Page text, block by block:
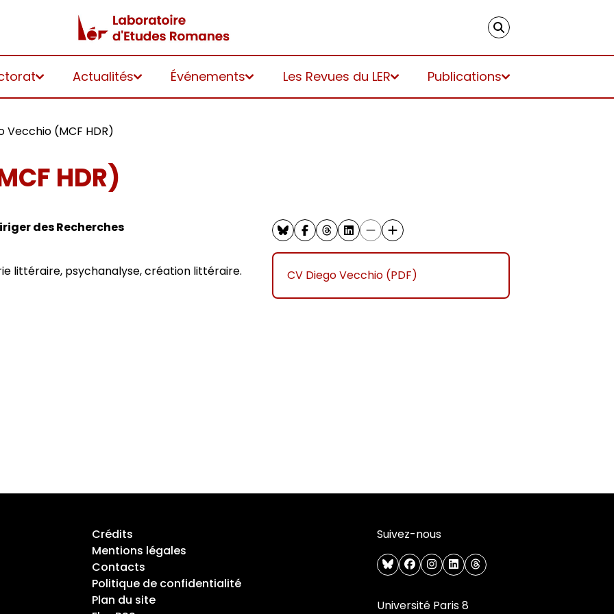
Actualités Événements Les Revues du LER Publications
Vecchio (MCF HDR)
HDR)
des Recherches
littéraire, psychanalyse, création littéraire.
CV Diego Vecchio (PDF)
Crédits
Mentions légales
Contacts
Politique de confidentialité
Plan du site
Suivez-nous
blueskyfacebook
instagram
linkedinthreads
Université Paris 8